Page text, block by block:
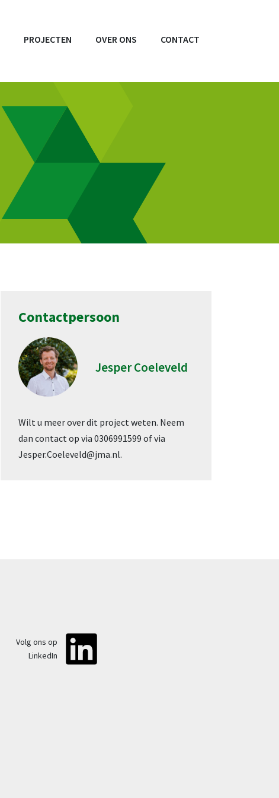
PROJECTEN OVER ONS CONTACT
Contactpersoon
Jesper Coeleveld
Wilt u meer over dit project weten. Neem
dan contact op via 0306991599 of via
Jesper.Coeleveld@jma.nl.
Volg ons op
LinkedIn